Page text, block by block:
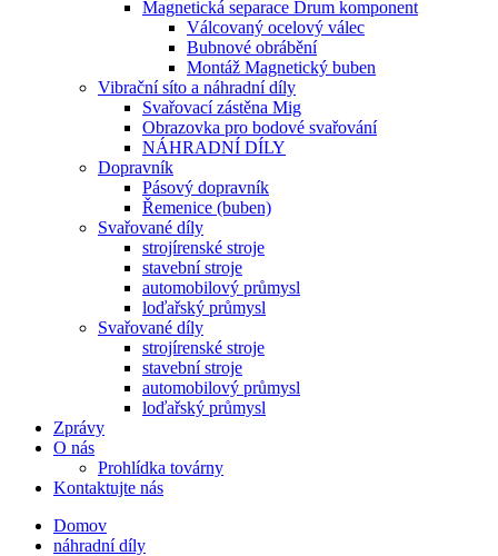
Magnetická separace Drum komponent
Válcovaný ocelový válec
Bubnové obrábění
Montáž Magnetický buben
Vibrační síto a náhradní díly
Svařovací zástěna Mig
Obrazovka pro bodové svařování
NÁHRADNÍ DÍLY
Dopravník
Pásový dopravník
Řemenice (buben)
Svařované díly
strojírenské stroje
stavební stroje
automobilový průmysl
loďařský průmysl
Svařované díly
strojírenské stroje
stavební stroje
automobilový průmysl
loďařský průmysl
Zprávy
O nás
Prohlídka továrny
Kontaktujte nás
Domov
náhradní díly